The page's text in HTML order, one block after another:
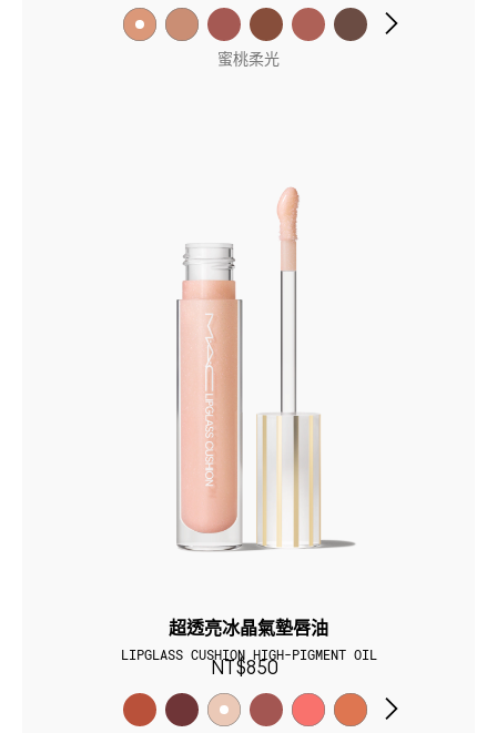
蜜桃柔光
超透亮冰晶氣墊唇油​
LIPGLASS CUSHION HIGH-PIGMENT OIL
NT$850